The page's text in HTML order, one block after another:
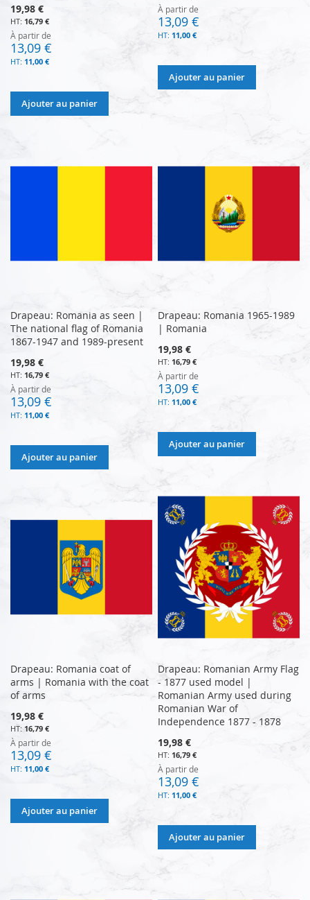
19,98 €
16,79 €
À partir de
13,09 €
11,00 €
Ajouter au panier
À partir de
13,09 €
11,00 €
Ajouter au panier
Drapeau: Romania as seen |
The national flag of Romania
1867-1947 and 1989-present
19,98 €
16,79 €
À partir de
13,09 €
11,00 €
Ajouter au panier
Drapeau: Romania 1965-1989
| Romania
19,98 €
16,79 €
À partir de
13,09 €
11,00 €
Ajouter au panier
Drapeau: Romania coat of
arms | Romania with the coat
of arms
19,98 €
16,79 €
À partir de
13,09 €
11,00 €
Ajouter au panier
Drapeau: Romanian Army Flag
- 1877 used model |
Romanian Army used during
Romanian War of
Independence 1877 - 1878
19,98 €
16,79 €
À partir de
13,09 €
11,00 €
Ajouter au panier